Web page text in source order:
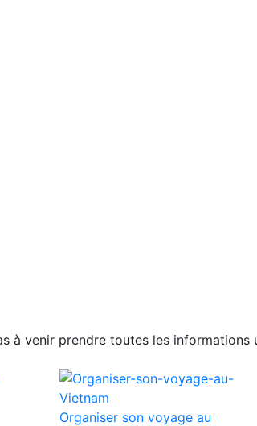
à venir prendre toutes les informations
Organiser son voyage au